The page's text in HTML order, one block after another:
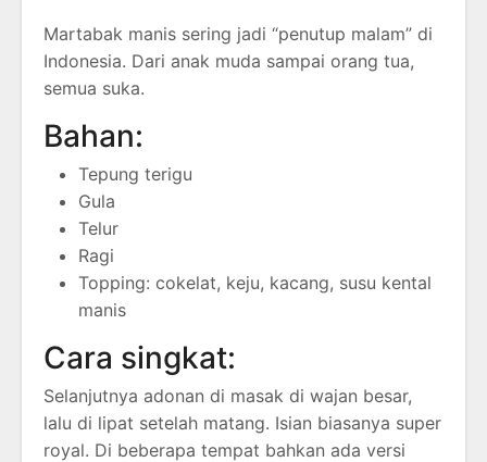
Martabak manis sering jadi “penutup malam” di
Indonesia. Dari anak muda sampai orang tua,
semua suka.
Bahan:
Tepung terigu
Gula
Telur
Ragi
Topping: cokelat, keju, kacang, susu kental
manis
Cara singkat:
Selanjutnya adonan di masak di wajan besar,
lalu di lipat setelah matang. Isian biasanya super
royal. Di beberapa tempat bahkan ada versi